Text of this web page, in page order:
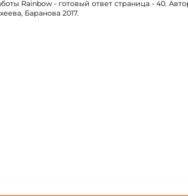
Rainbow - готовый ответ страница - 40.
Баранова 2017.